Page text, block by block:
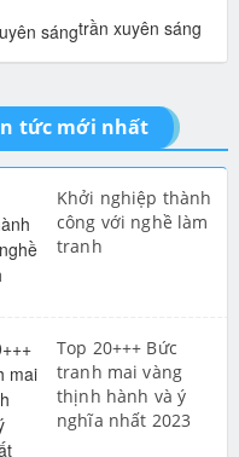
giả ngọc trần xuyên sáng
tức mới nhất
Khởi nghiệp thành
công với nghề làm
tranh
Top 20+++ Bức
tranh mai vàng
thịnh hành và ý
nghĩa nhất 2023